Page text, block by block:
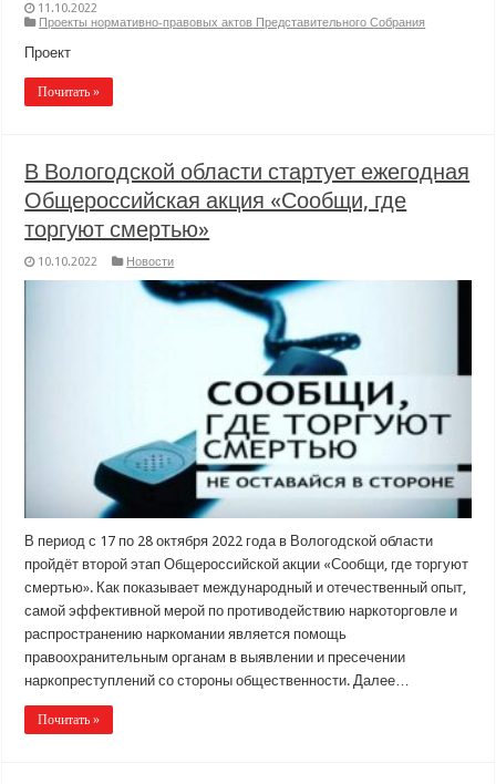
11.10.2022
Проекты нормативно-правовых актов Представительного Собрания
Проект
Почитать »
В Вологодской области стартует ежегодная
Общероссийская акция «Сообщи, где
торгуют смертью»
10.10.2022 Новости
В период с 17 по 28 октября 2022 года в Вологодской области
пройдёт второй этап Общероссийской акции «Сообщи, где торгуют
смертью». Как показывает международный и отечественный опыт,
самой эффективной мерой по противодействию наркоторговле и
распространению наркомании является помощь
правоохранительным органам в выявлении и пресечении
наркопреступлений со стороны общественности. Далее…
Почитать »